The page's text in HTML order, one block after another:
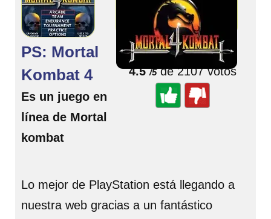
🌟 Valorar juego
4.5/5de 2107 votos
PS: Mortal
Kombat 4
Es un juego en
línea de Mortal
kombat
Lo mejor de PlayStation está llegando a
nuestra web gracias a un fantástico